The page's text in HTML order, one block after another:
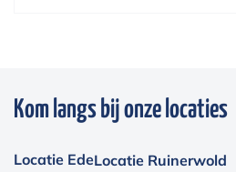
Kom langs bij onze locaties
Locatie EdeLocatie Ruinerwold